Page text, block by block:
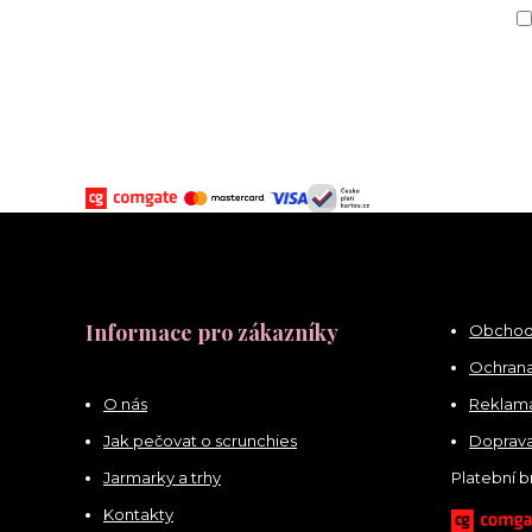
Informace pro zákazníky
O nás
Jak pečovat o scrunchies
Jarmarky a trhy
Kontakty
Platební